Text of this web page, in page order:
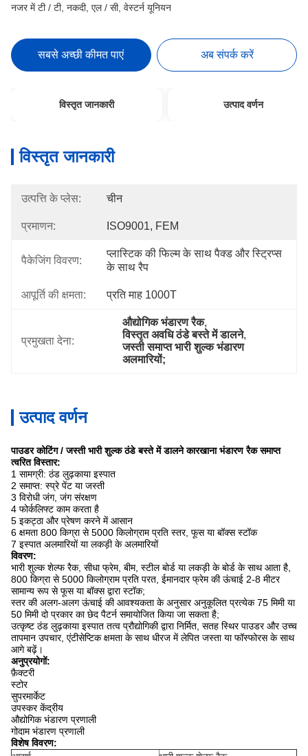
नजर में टी / टी, नकदी, एल / सी, वेस्टर्न यूनियन
सबसे अच्छी कीमत पाएं अब संपर्क करें
विस्तृत जानकारी उत्पाद वर्णन
विस्तृत जानकारी
उत्पत्ति के प्लेस: चीन
प्रमाणन: ISO9001, FEM
पैकेजिंग विवरण:
प्लास्टिक की फिल्म के साथ पैक्ड और स्ट्रिप्स
के साथ रैप
आपूर्ति की क्षमता: प्रति माह 1000T
प्रमुखता देना:
औद्योगिक भंडारण रैक,
विस्तृत अवधि ठंडे बस्ते में डालने,
जस्ती समाप्त भारी शुल्क भंडारण
अलमारियों;
उत्पाद वर्णन
पाउडर कोटिंग / जस्ती भारी शुल्क ठंडे बस्ते में डालने कारखाना भंडारण रैक समाप्त
त्वरित विस्तार:
1 सामग्री: ठंड लुढ़काया इस्पात
2 समाप्त: स्प्रे पेंट या जस्ती
3 विरोधी जंग, जंग संरक्षण
4 फोर्कलिफ्ट काम करता है
5 इकट्ठा और प्रेषण करने में आसान
6 क्षमता 800 किग्रा से 5000 किलोग्राम प्रति स्तर, फूस या बॉक्स स्टॉक
7 इस्पात अलमारियों या लकड़ी के अलमारियों
विवरण:
भारी शुल्क शेल्फ रैक, सीधा फ्रेम, बीम, स्टील बोर्ड या लकड़ी के बोर्ड के साथ आता है,
800 किग्रा से 5000 किलोग्राम प्रति परत, ईमानदार फ्रेम की ऊंचाई 2-8 मीटर
सामान्य रूप से फूस या बॉक्स द्वारा स्टॉक;
स्तर की अलग-अलग ऊंचाई की आवश्यकता के अनुसार अनुकूलित प्रत्येक 75 मिमी या
50 मिमी दो प्रकार का छेद पैटर्न समायोजित किया जा सकता है;
उत्कृष्ट ठंड लुढ़काया इस्पात तत्व प्रौद्योगिकी द्वारा निर्मित, सतह स्थिर पाउडर और उच्च
तापमान उपचार, एंटीसेप्टिक क्षमता के साथ धीरज में लेपित जस्ता या फॉस्फोरस के साथ
आगे बढ़ें।
अनुप्रयोगों:
फ़ैक्टरी
स्टोर
सुपरमार्केट
उपस्कर केंद्रीय
औद्योगिक भंडारण प्रणाली
गोदाम भंडारण प्रणाली
विशेष विवरण: